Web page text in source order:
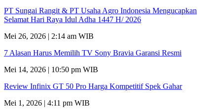
PT Sungai Rangit & PT Usaha Agro Indonesia Mengucapkan
Selamat Hari Raya Idul Adha 1447 H/ 2026
Mei 26, 2026 | 2:14 am WIB
7 Alasan Harus Memilih TV Sony Bravia Garansi Resmi
Mei 14, 2026 | 10:50 pm WIB
Review Infinix GT 50 Pro Harga Kompetitif Spek Gahar
Mei 1, 2026 | 4:11 pm WIB